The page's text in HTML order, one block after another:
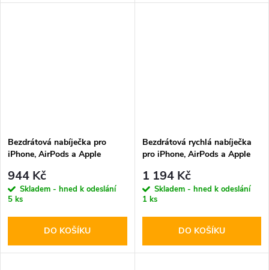
Bezdrátová nabíječka pro
iPhone, AirPods a Apple
A42 MagSafe Space Gray
944 Kč
Skladem - hned k odeslání
5 ks
DO KOŠÍKU
Bezdrátová rychlá nabíječka
pro iPhone, AirPods a Apple
A45 MagSafe Wireless
Charger White
1 194 Kč
Skladem - hned k odeslání
1 ks
DO KOŠÍKU